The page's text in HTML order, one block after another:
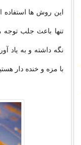
این روش ها استفاده
تنها باعث جلب
با مزه و خنده دار